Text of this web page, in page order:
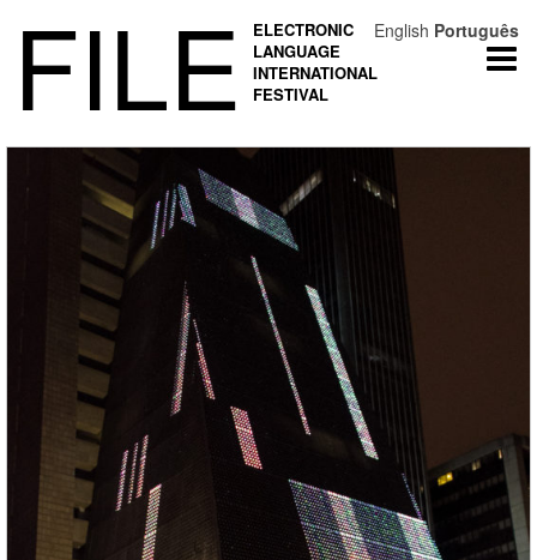
FILE
ELECTRONIC
LANGUAGE
INTERNATIONAL
FESTIVAL
English Português